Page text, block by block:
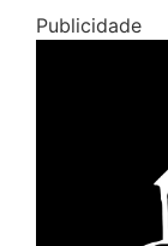
Publicidade